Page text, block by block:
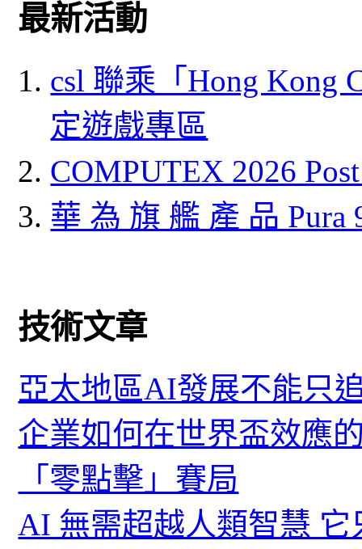
最新活動
csl 聯乘「Hong Kong
定遊戲專區
COMPUTEX 2026
華 為 旗 艦 產 品 Pura
技術文章
亞太地區AI發展不能只
企業如何在世界盃效應
「零點擊」賽局
AI 無需超越人類智慧